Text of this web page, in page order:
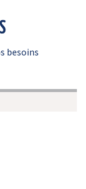
besoins